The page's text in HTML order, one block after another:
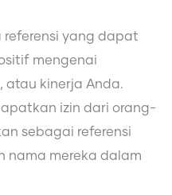
referensi yang dapat
mengenai
atau kinerja Anda.
izin dari orang-
sebagai referensi
nama mereka dalam